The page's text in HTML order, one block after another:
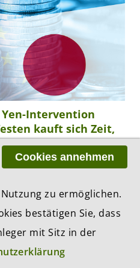
Yen-Intervention
kauft sich Zeit,
ungelöst
von USA und
Vierzig-Jahres-Tief
Umsetzung über
weiterhin ungelöste...
Cookies annehmen
zu ermöglichen.
bestätigen Sie, dass
mit Sitz in der